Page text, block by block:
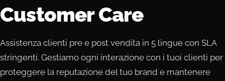
Customer Care
Assistenza clienti pre e post vendita in 5 lingue con SLA
stringenti. Gestiamo ogni interazione con i tuoi clienti per
proteggere la reputazione del tuo brand e mantenere